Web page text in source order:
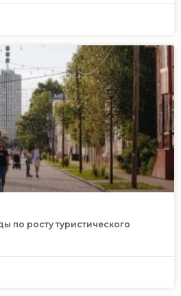
по росту туристического